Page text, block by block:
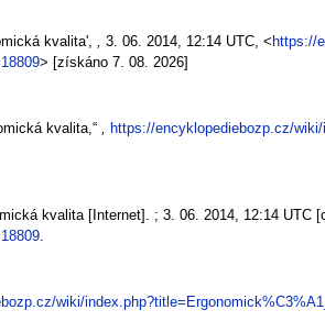
kvalita', 3. 06. 2014, 12:14 UTC, < https://
> [získáno 7. 08. 2026]
kvalita,“ , https://encyklopediebozp.cz/
kvalita [Internet]. ; 3. 06. 2014, 12:14 UTC
.
wiki/